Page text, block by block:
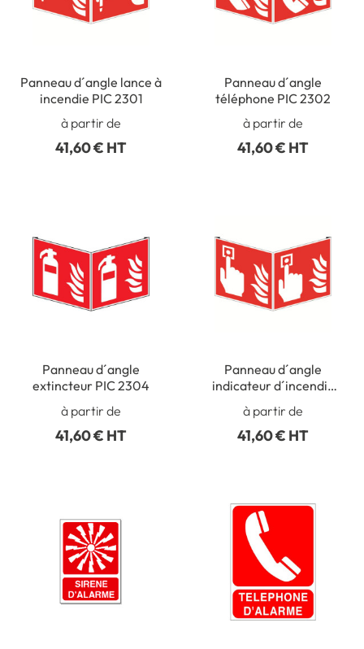
Panneau d´angle lance à
incendie PIC 2301
à partir de
41,60 € HT
Panneau d´angle
téléphone PIC 2302
à partir de
41,60 € HT
Panneau d´angle
extincteur PIC 2304
à partir de
41,60 € HT
Panneau d´angle
indicateur d´incendie
PIC 2306
à partir de
41,60 € HT